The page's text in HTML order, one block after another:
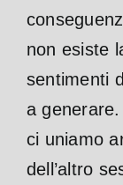
non esiste
sentimenti
a
ci uniamo
dell’altro